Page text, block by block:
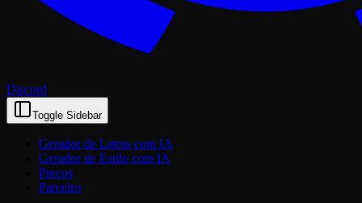
Discord
Toggle Sidebar
Gerador de Letras com IA
Gerador de Estilo com IA
Preços
Parceiro